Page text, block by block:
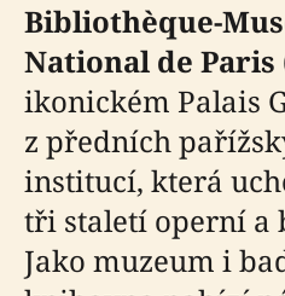
Bibliothèque-
National de Paris
ikonickém Palais
z předních
institucí, která
tři staletí operní a
Jako muzeum i